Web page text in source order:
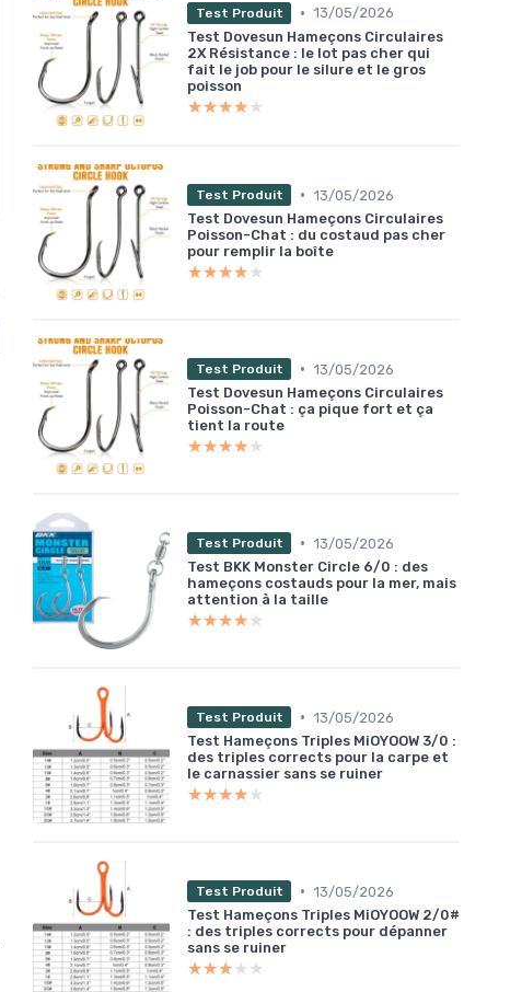
Test Produit • 13/05/2026
Test Dovesun Hameçons Circulaires
2X Résistance : le lot pas cher qui
fait le job pour le silure et le gros
poisson
★★★★★
★★★★★
Test Produit • 13/05/2026
Test Dovesun Hameçons Circulaires
Poisson-Chat : du costaud pas cher
pour remplir la boîte
★★★★★
★★★★★
Test Produit • 13/05/2026
Test Dovesun Hameçons Circulaires
Poisson-Chat : ça pique fort et ça
tient la route
★★★★★
★★★★★
Test Produit • 13/05/2026
Test BKK Monster Circle 6/0 : des
hameçons costauds pour la mer, mais
attention à la taille
★★★★★
★★★★★
Test Produit • 13/05/2026
Test Hameçons Triples MiOYOOW 3/0 :
des triples corrects pour la carpe et
le carnassier sans se ruiner
★★★★★
★★★★★
Test Produit • 13/05/2026
Test Hameçons Triples MiOYOOW 2/0#
: des triples corrects pour dépanner
sans se ruiner
★★★★★
★★★★★